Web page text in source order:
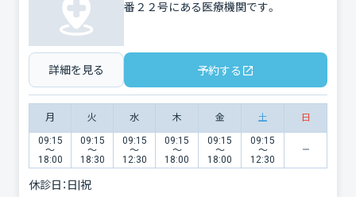
番２２号にある医療機関です。
詳細を見る 予約する
月 火 水 木 金 土 日
09:15
〜
18:00
09:15
〜
18:30
09:15
〜
12:30
09:15
〜
18:00
09:15
〜
18:00
09:15
〜
12:30
休診日： 日|祝